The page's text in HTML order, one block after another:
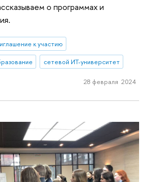
о программах и
к участию
сетевой ИТ-университет
28 февраля 2024